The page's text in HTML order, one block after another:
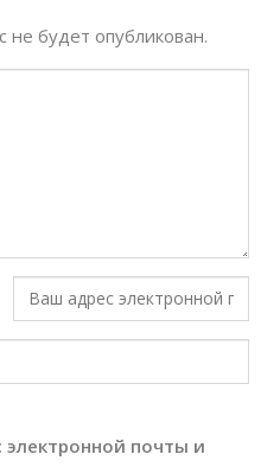
будет опубликован.
почты и